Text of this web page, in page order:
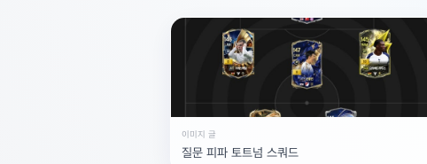
이미지 글
질문 피파 토트넘 스쿼드